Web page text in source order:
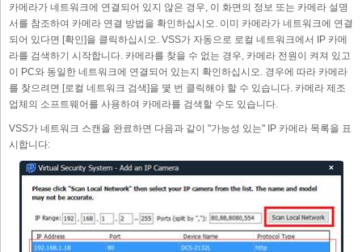
카메라가 네트워크에 연결되어 있지 않은 경우, 이 화면의 정보 또는 카메라 설명
서를 참조하여 카메라 연결 방법을 확인하십시오. 이미 카메라가 네트워크에 연결
되어 있다면 [확인]을 클릭하십시오. VSS가 자동으로 로컬 네트워크에서 IP 카메
라를 검색하기 시작합니다. 카메라를 찾을 수 없는 경우, 카메라 전원이 켜져 있고
이 PC와 동일한 네트워크에 연결되어 있는지 확인하십시오. 경우에 따라 카메라
를 찾으려면 [로컬 네트워크 검색]을 몇 번 클릭해야 할 수 있습니다. 카메라 제조
업체의 소프트웨어를 사용하여 카메라를 검색할 수도 있습니다.
VSS가 네트워크 스캔을 완료하면 다음과 같이 "가능성 있는" IP 카메라 목록을 표
시합니다: